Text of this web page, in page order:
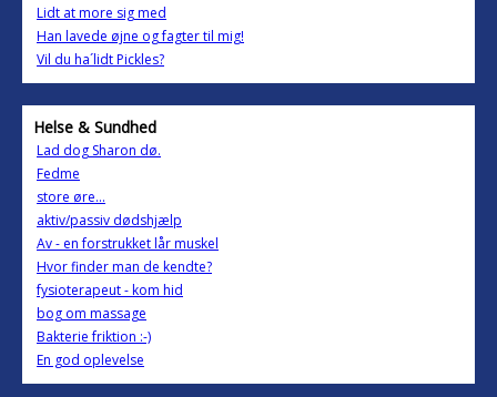
Lidt at more sig med
Han lavede øjne og fagter til mig!
Vil du ha´lidt Pickles?
Helse & Sundhed
Lad dog Sharon dø.
Fedme
store øre...
aktiv/passiv dødshjælp
Av - en forstrukket lår muskel
Hvor finder man de kendte?
fysioterapeut - kom hid
bog om massage
Bakterie friktion :-)
En god oplevelse